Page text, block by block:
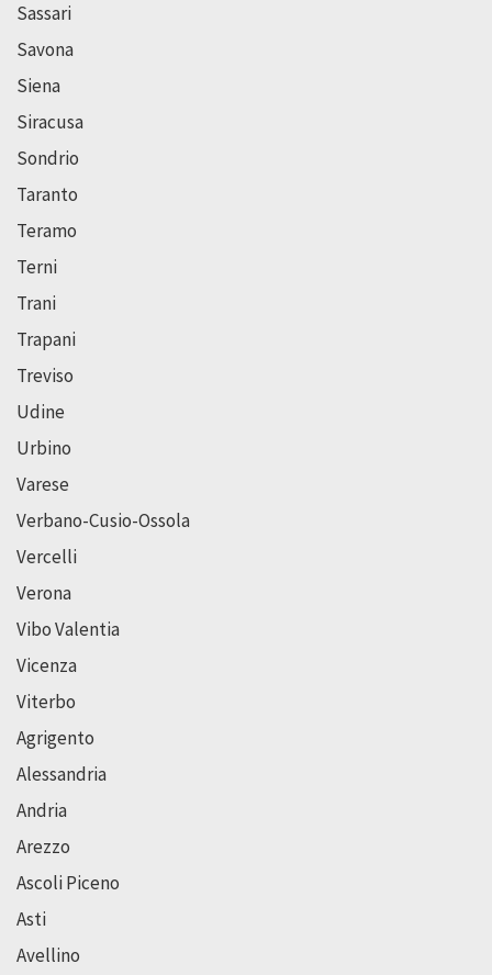
Sassari
Savona
Siena
Siracusa
Sondrio
Taranto
Teramo
Terni
Trani
Trapani
Treviso
Udine
Urbino
Varese
Verbano-Cusio-Ossola
Vercelli
Verona
Vibo Valentia
Vicenza
Viterbo
Agrigento
Alessandria
Andria
Arezzo
Ascoli Piceno
Asti
Avellino